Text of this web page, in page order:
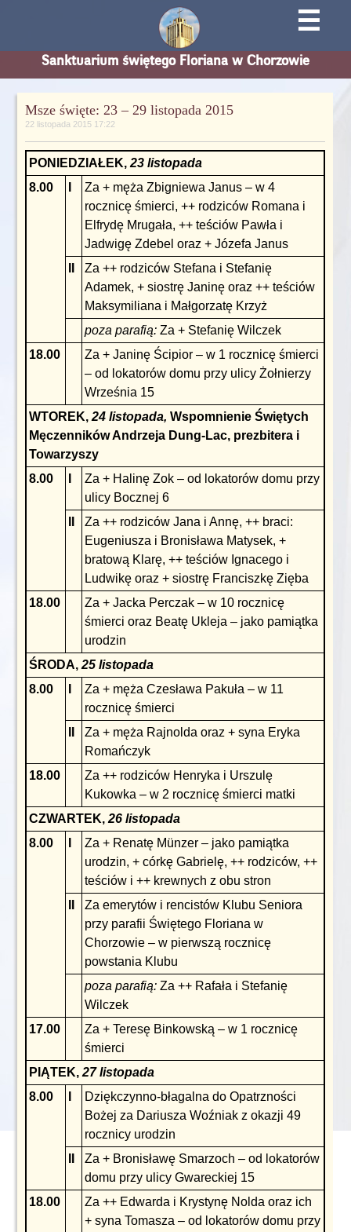
☰
Sanktuarium świętego Floriana w Chorzowie
Msze święte: 23 – 29 listopada 2015
22 listopada 2015 17:22
PONIEDZIAŁEK,23 listopada
8.00
Za + męża Zbigniewa Janus – w 4
rocznicę śmierci, ++ rodziców Romana i
Elfrydę Mrugała, ++ teściów Pawła i
Jadwigę Zdebel oraz + Józefa Janus
Za ++ rodziców Stefana i Stefanię
Adamek, + siostrę Janinę oraz ++ teściów
Maksymiliana i Małgorzatę Krzyż
poza parafią: Za + Stefanię Wilczek
18.00
Za + Janinę Ścipior – w 1 rocznicę śmierci
– od lokatorów domu przy ulicy Żołnierzy
Września 15
WTOREK,24 listopada,Wspomnienie Świętych
Męczenników Andrzeja Dung-Lac, prezbitera i
Towarzyszy
8.00
Za + Halinę Zok – od lokatorów domu przy
ulicy Bocznej 6
Za ++ rodziców Jana i Annę, ++ braci:
Eugeniusza i Bronisława Matysek, +
bratową Klarę, ++ teściów Ignacego i
Ludwikę oraz + siostrę Franciszkę Zięba
18.00
Za + Jacka Perczak – w 10 rocznicę
śmierci oraz Beatę Ukleja – jako pamiątka
urodzin
ŚRODA,25 listopada
8.00
Za + męża Czesława Pakuła – w 11
rocznicę śmierci
Za + męża Rajnolda oraz + syna Eryka
Romańczyk
18.00
Za ++ rodziców Henryka i Urszulę
Kukowka – w 2 rocznicę śmierci matki
CZWARTEK,26 listopada
8.00
Za + Renatę Münzer – jako pamiątka
urodzin, + córkę Gabrielę, ++ rodziców, ++
teściów i ++ krewnych z obu stron
Za emerytów i rencistów Klubu Seniora
przy parafii Świętego Floriana w
Chorzowie – w pierwszą rocznicę
powstania Klubu
poza parafią: Za ++ Rafała i Stefanię
Wilczek
17.00
Za + Teresę Binkowską – w 1 rocznicę
śmierci
PIĄTEK,27 listopada
8.00
Dziękczynno-błagalna do Opatrzności
Bożej za Dariusza Woźniak z okazji 49
rocznicy urodzin
Za + Bronisławę Smarzoch – od lokatorów
domu przy ulicy Gwareckiej 15
18.00
Za ++ Edwarda i Krystynę Nolda oraz ich
+ syna Tomasza – od lokatorów domu przy